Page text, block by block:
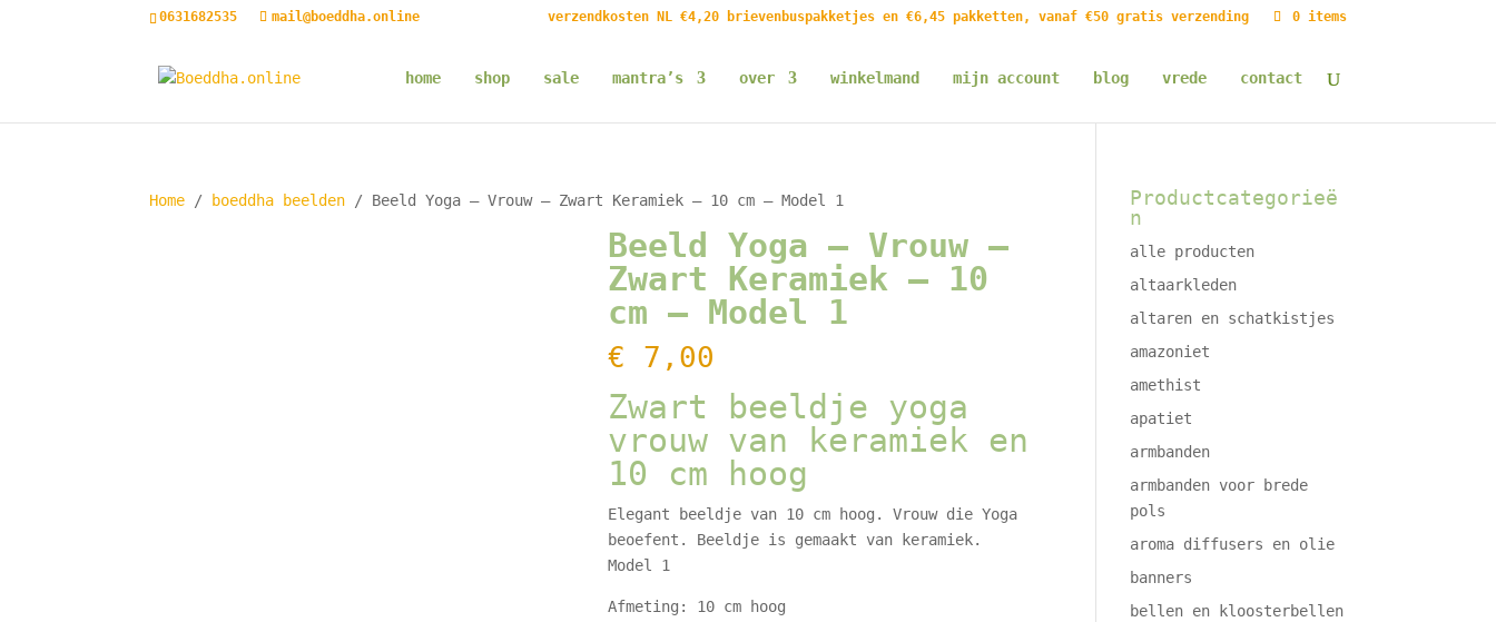
0631682535 mail@boeddha.online verzendkosten NL €4,20 brievenbuspakketjes en €6,45 pakketten, vanaf €50 gratis verzending 0 items
home shop sale mantra’s over winkelmand mijn account blog vrede contact
Home / boeddha beelden / Beeld Yoga – Vrouw – Zwart Keramiek – 10 cm – Model 1
Beeld Yoga – Vrouw –
Zwart Keramiek – 10
cm – Model 1
€ 7,00
Zwart beeldje yoga
vrouw van keramiek en
10 cm hoog
Elegant beeldje van 10 cm hoog. Vrouw die Yoga
beoefent. Beeldje is gemaakt van keramiek.
Model 1
Afmeting: 10 cm hoog
Productcategorieë
n
alle producten
altaarkleden
altaren en schatkistjes
amazoniet
amethist
apatiet
armbanden
armbanden voor brede
pols
aroma diffusers en olie
banners
bellen en kloosterbellen